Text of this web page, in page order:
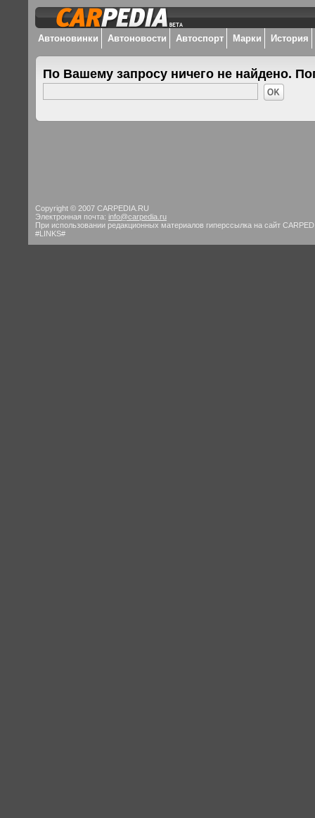
Автоновинки Автоновости Автоспорт Марки История
По Вашему запросу ничего не найдено.
Copyright © 2007 CARPEDIA.RU
Электронная почта: info@carpedia.ru
При использовании редакционных материалов гиперссылка на сайт
#LINKS#